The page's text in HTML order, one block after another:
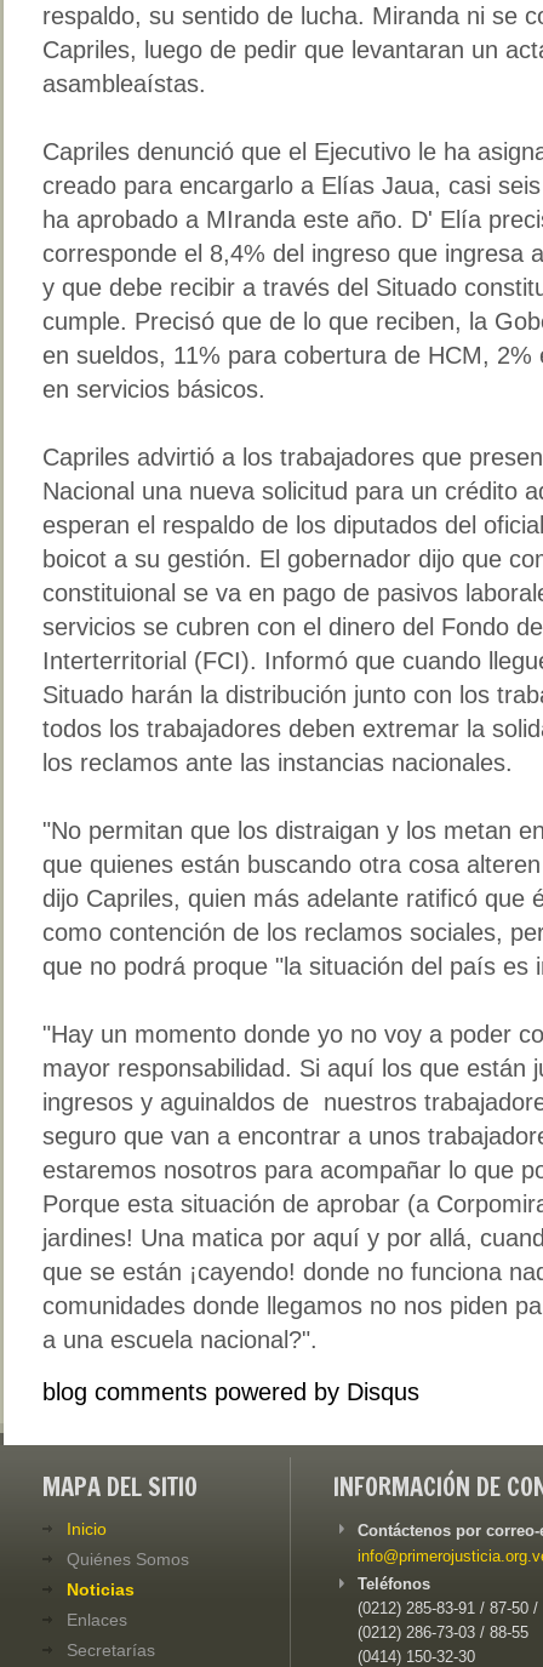
respaldo, su sentido de lucha. Miranda ni se
Capriles, luego de pedir que levantaran un
asambleaístas.
Capriles denunció que el Ejecutivo le ha
creado para encargarlo a Elías Jaua, casi
ha aprobado a MIranda este año. D' Elía
corresponde el 8,4% del ingreso que ingresa
y que debe recibir a través del Situado
cumple. Precisó que de lo que reciben, la
en sueldos, 11% para cobertura de HCM,
en servicios básicos.
Capriles advirtió a los trabajadores que
Nacional una nueva solicitud para un crédito
esperan el respaldo de los diputados del
boicot a su gestión. El gobernador dijo que
constituional se va en pago de pasivos
servicios se cubren con el dinero del Fondo
Interterritorial (FCI). Informó que cuando
Situado harán la distribución junto con los
todos los trabajadores deben extremar la
los reclamos ante las instancias nacionales.
"No permitan que los distraigan y los metan
que quienes están buscando otra cosa
dijo Capriles, quien más adelante ratificó que
como contención de los reclamos sociales,
que no podrá proque "la situación del país es
"Hay un momento donde yo no voy a poder
mayor responsabilidad. Si aquí los que están
ingresos y aguinaldos de nuestros
seguro que van a encontrar a unos
estaremos nosotros para acompañar lo que
Porque esta situación de aprobar (a
jardines! Una matica por aquí y por allá,
que se están ¡cayendo! donde no funciona
comunidades donde llegamos no nos piden
a una escuela nacional?".
blog comments powered by Disqus
MAPA DEL SITIO
Inicio
Quiénes Somos
Noticias
Enlaces
Secretarías
INFORMACIÓN DE
Contáctenos por
Teléfonos
(0212) 285-83-91 / 87-50 /
(0212) 286-73-03 / 88-55
(0414) 150-32-30